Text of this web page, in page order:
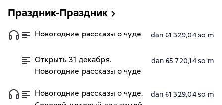
Праздник-Праздник
Новогодние рассказы о чуде dan 61 329,04 soʻm
Открыть 31 декабря.
Новогодние рассказы о чуде
dan 65 720,14 soʻm
Новогодние рассказы о чуде.
dan 61 329,04 soʻm